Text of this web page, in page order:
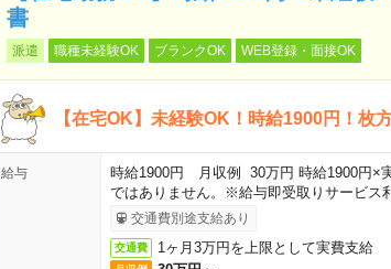
書
派遣 職種未経験OK ブランクOK WEB登録・面接OK
【在宅OK】未経験OK！時給1900円！枚
給与
時給1900円 月収例 30万円 時給1900円×
ではありません。※給与即受取りサービス
交通費別途支給あり
交通費 1ヶ月3万円を上限として実費支給